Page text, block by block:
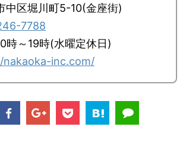
中区堀川町5-10(金座街)
7788
時～19時(水曜定休日)
inc.com/